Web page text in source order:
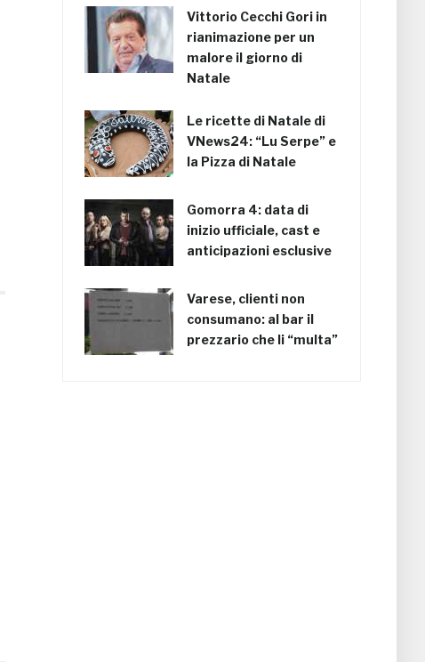
Vittorio Cecchi Gori in
rianimazione per un
malore il giorno di
Natale
Le ricette di Natale di
VNews24: “Lu Serpe” e
la Pizza di Natale
Gomorra 4: data di
inizio ufficiale, cast e
anticipazioni esclusive
Varese, clienti non
consumano: al bar il
prezzario che li “multa”